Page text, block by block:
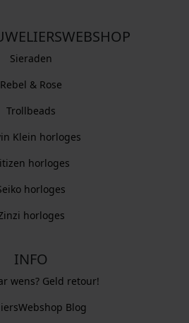
Sieraden
Rebel & Rose
Trollbeads
Klein horloges
horloges
horloges
horloges
INFO
wens? Geld retour!
Blog